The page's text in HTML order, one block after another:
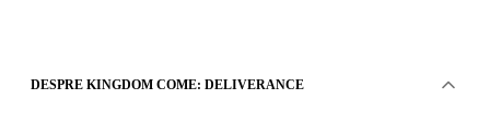
DESPRE KINGDOM COME: DELIVERANCE